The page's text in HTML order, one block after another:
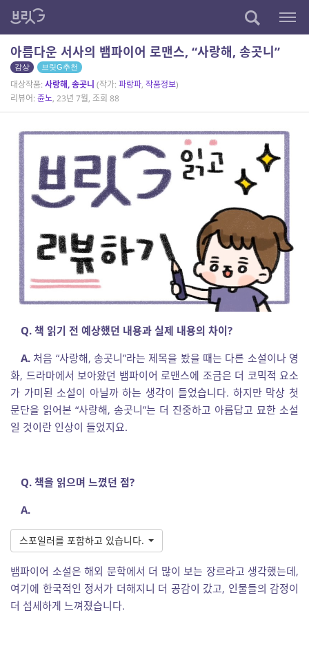
아름다운 서사의 뱀파이어 로맨스, “사랑해, 송곳니”
감상 브릿G추천
대상작품: 사랑해, 송곳니 (작가: 파랑파, 작품정보)
리뷰어: 쥰노, 23년 7월, 조회 88
Q. 책 읽기 전 예상했던 내용과 실제 내용의 차이?
A. 처음 “사랑해, 송곳니”라는 제목을 봤을 때는 다른 소설이나 영
화, 드라마에서 보아왔던 뱀파이어 로맨스에 조금은 더 코믹적 요소
가 가미된 소설이 아닐까 하는 생각이 들었습니다. 하지만 막상 첫
문단을 읽어본 “사랑해, 송곳니”는 더 진중하고 아름답고 묘한 소설
일 것이란 인상이 들었지요.
Q. 책을 읽으며 느꼈던 점?
A.
스포일러를 포함하고 있습니다.
뱀파이어 소설은 해외 문학에서 더 많이 보는 장르라고 생각했는데,
여기에 한국적인 정서가 더해지니 더 공감이 갔고, 인물들의 감정이
더 섬세하게 느껴졌습니다.